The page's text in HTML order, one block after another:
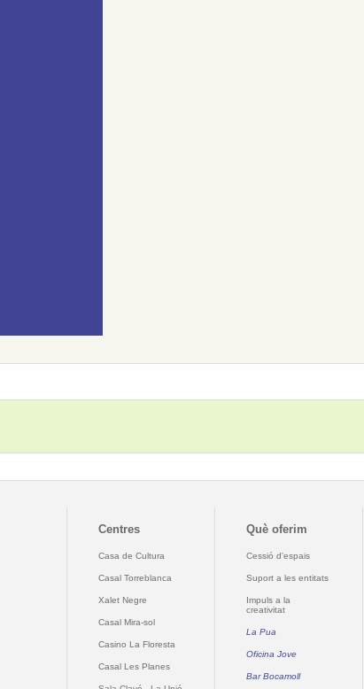
Centres
Casa de Cultura
Casal Torreblanca
Xalet Negre
Casal Mira-sol
Casino La Floresta
Casal Les Planes
Què oferim
Cessió d'espais
Suport a les entitats
Impuls a la
creativitat
La Pua
Oficina Jove
Bar Bocamoll